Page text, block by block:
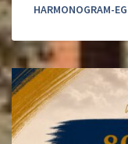
HARMONOGRAM-